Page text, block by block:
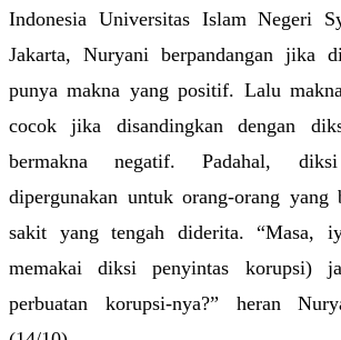
Indonesia Universitas Islam Negeri
Jakarta, Nuryani berpandangan jika
punya makna yang positif. Lalu
cocok jika disandingkan dengan
bermakna negatif. Padahal,
dipergunakan untuk orang-orang yang
sakit yang tengah diderita. “Masa,
memakai diksi penyintas korupsi)
perbuatan korupsi-nya?” heran